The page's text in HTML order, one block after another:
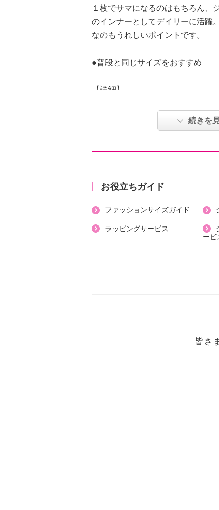
１枚でサマになるのはもちろん、
のインナーとしてデイリーに活躍
なのもうれしいポイントです。
●普段と同じサイズをおすすめ
【詳細】
・ポリエステル９８％、ポリウレ
・洗濯機：可
・漂白処理：塩素系・酸素系漂白
・摩擦による色落ち、色移り注意
続きを
お役立ちガイド
ファッションサイズガイド
ラッピングサービス
ービ
皆さ